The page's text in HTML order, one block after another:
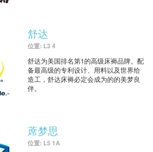
舒达
位置: L3 4
舒达为美国排名第1的高级床褥品牌。配
备最高级的专利设计、用料以及世界给
造工，舒达床褥必定会成为的的美梦良
伴。
蓆梦思
位置: L5 1A